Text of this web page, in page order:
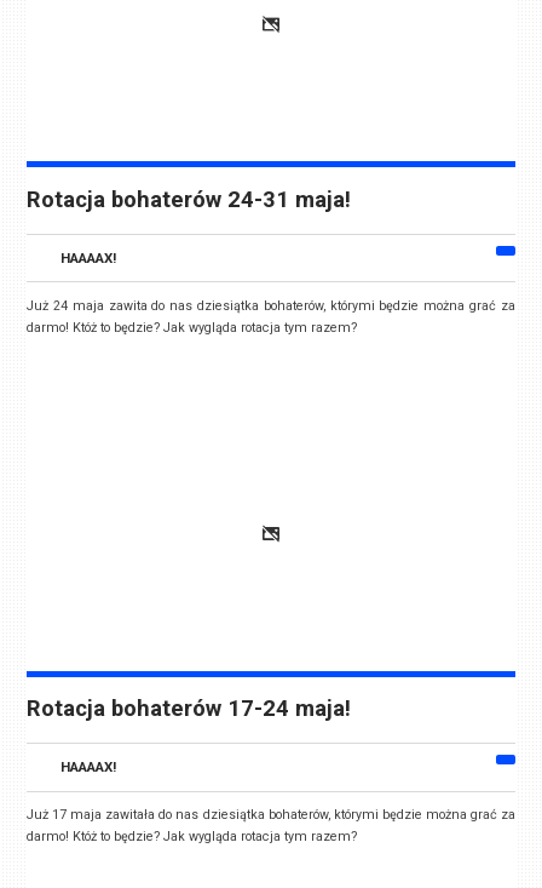
Rotacja bohaterów 24-31 maja!
HAAAAX!
Już 24 maja zawita do nas dziesiątka bohaterów, którymi będzie można grać za
darmo! Któż to będzie? Jak wygląda rotacja tym razem?
Rotacja bohaterów 17-24 maja!
HAAAAX!
Już 17 maja zawitała do nas dziesiątka bohaterów, którymi będzie można grać za
darmo! Któż to będzie? Jak wygląda rotacja tym razem?